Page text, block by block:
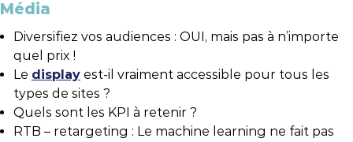
Média
Diversifiez vos audiences : OUI, mais pas à n’importe
quel prix !
Le display est-il vraiment accessible pour tous les
types de sites ?
Quels sont les KPI à retenir ?
RTB – retargeting : Le machine learning ne fait pas